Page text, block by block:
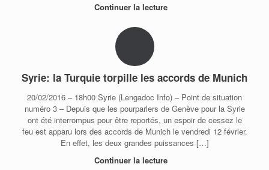
Continuer la lecture
Syrie: la Turquie torpille les accords de Munich
20/02/2016 – 18h00 Syrie (Lengadoc Info) – Point de situation
numéro 3 – Depuis que les pourparlers de Genève pour la Syrie
ont été interrompus pour être reportés, un espoir de cessez le
feu est apparu lors des accords de Munich le vendredi 12 février.
En effet, les deux grandes puissances […]
Continuer la lecture